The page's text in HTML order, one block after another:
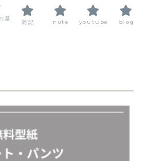
基
雑記 note youtube blog